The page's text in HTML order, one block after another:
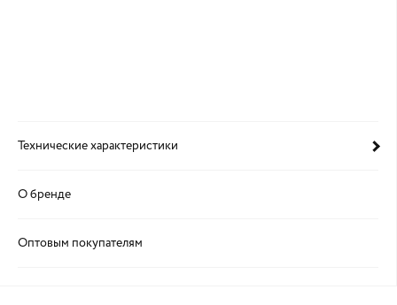
Технические характеристики
О бренде
Оптовым покупателям